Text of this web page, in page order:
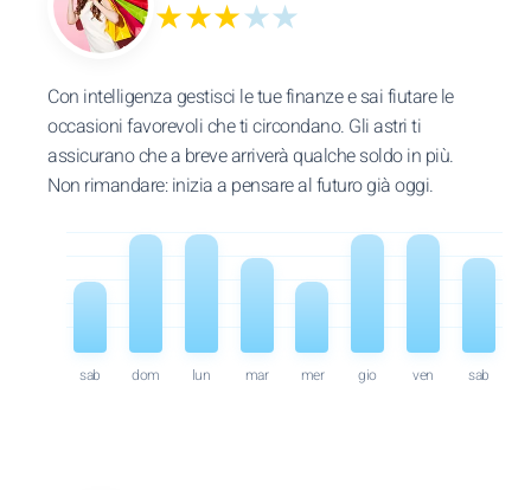
★★★★★
Con intelligenza gestisci le tue finanze e sai fiutare le
occasioni favorevoli che ti circondano. Gli astri ti
assicurano che a breve arriverà qualche soldo in più.
Non rimandare: inizia a pensare al futuro già oggi.
sab dom lun mar mer gio ven sab